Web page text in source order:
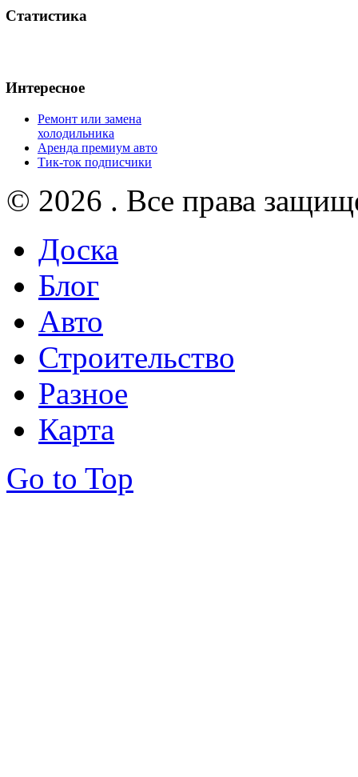
Статистика
Интересное
Ремонт или замена
холодильника
Аренда премиум авто
Тик-ток подписчики
© 2026 . Все права
Доска
Блог
Авто
Строительство
Разное
Карта
Go to Top